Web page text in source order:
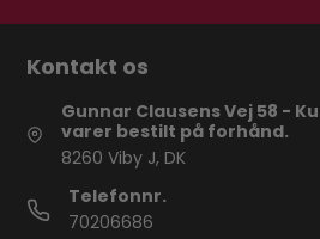
Kontakt os
Gunnar Clausens Vej 58 -
varer bestilt på forhånd.
8260 Viby J, DK
Telefonnr.
70206686